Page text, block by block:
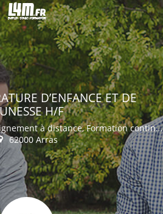
Annuler
D’ENFANCE ET DE
H/F
à distance, Formation continue
62000 Arras